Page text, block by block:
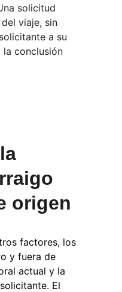
solicitud
viaje, sin
a su
la conclusión
origen
factores, los
y fuera de
actual y la
El